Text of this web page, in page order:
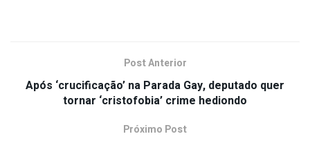
Post Anterior
Após ‘crucificação’ na Parada Gay, deputado quer
tornar ‘cristofobia’ crime hediondo
Próximo Post